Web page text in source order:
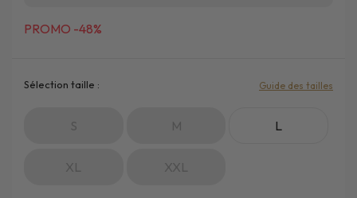
PROMO -48%
Sélection taille :
S M L
XL XXL
Guide des tailles